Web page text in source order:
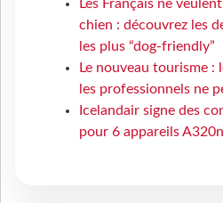
Les Français ne
chien : découvrez les
les plus “dog-friendly”
Le nouveau tourisme :
les professionnels ne
Icelandair signe des
pour 6 appareils